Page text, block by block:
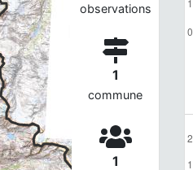
observations
1
commune
1